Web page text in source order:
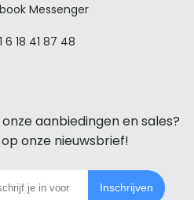
Messenger
6 18 41 87 48
aanbiedingen en sales?
onze nieuwsbrief!
Inschrijven